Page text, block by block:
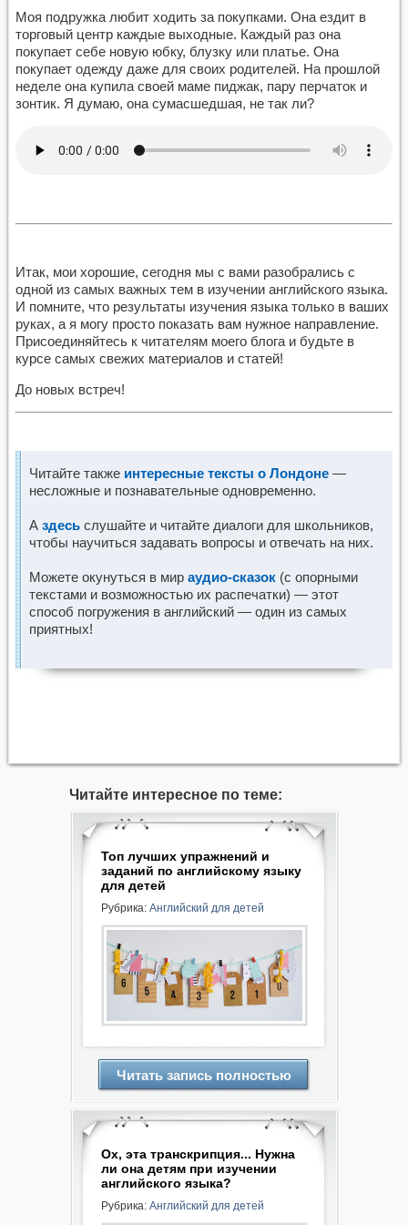
Моя подружка любит ходить за покупками. Она ездит в
торговый центр каждые выходные. Каждый раз она
покупает себе новую юбку, блузку или платье. Она
покупает одежду даже для своих родителей. На прошлой
неделе она купила своей маме пиджак, пару перчаток и
зонтик. Я думаю, она сумасшедшая, не так ли?
Итак, мои хорошие, сегодня мы с вами разобрались с
одной из самых важных тем в изучении английского языка.
И помните, что результаты изучения языка только в ваших
руках, а я могу просто показать вам нужное направление.
Присоединяйтесь к читателям моего блога и будьте в
курсе самых свежих материалов и статей!
До новых встреч!
Читайте также интересные тексты о Лондоне —
несложные и познавательные одновременно.
А здесь слушайте и читайте диалоги для школьников,
чтобы научиться задавать вопросы и отвечать на них.
Можете окунуться в мир аудио-сказок (с опорными
текстами и возможностью их распечатки) — этот
способ погружения в английский — один из самых
приятных!
Читайте интересное по теме:
Топ лучших упражнений и
заданий по английскому языку
для детей
Рубрика: Английский для детей
Читать запись полностью
Ох, эта транскрипция... Нужна
ли она детям при изучении
английского языка?
Рубрика: Английский для детей